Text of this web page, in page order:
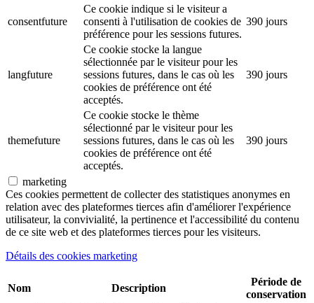
consentfuture
Ce cookie indique si le visiteur a
consenti à l'utilisation de cookies de
préférence pour les sessions futures.
390 jours
langfuture
Ce cookie stocke la langue
sélectionnée par le visiteur pour les
sessions futures, dans le cas où les
cookies de préférence ont été
acceptés.
390 jours
themefuture
Ce cookie stocke le thème
sélectionné par le visiteur pour les
sessions futures, dans le cas où les
cookies de préférence ont été
acceptés.
390 jours
marketing
Ces cookies permettent de collecter des statistiques anonymes en
relation avec des plateformes tierces afin d'améliorer l'expérience
utilisateur, la convivialité, la pertinence et l'accessibilité du contenu
de ce site web et des plateformes tierces pour les visiteurs.
Détails des cookies marketing
Nom Description
Période de
conservation